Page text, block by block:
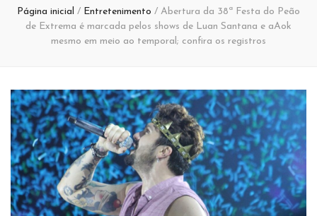
Página inicial / Entretenimento / Abertura da 38ª Festa do Peão
de Extrema é marcada pelos shows de Luan Santana e aAok
mesmo em meio ao temporal; confira os registros